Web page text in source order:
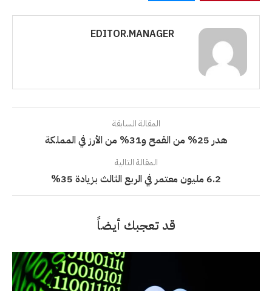
EDITOR.MANAGER
المقالة السابقة
هدر 25% من القمح و31% من الأرز في المملكة
المقالة التالية
6.2 مليون معتمر في الربع الثالث بزيادة 35%
قد تعجبك أيضاً